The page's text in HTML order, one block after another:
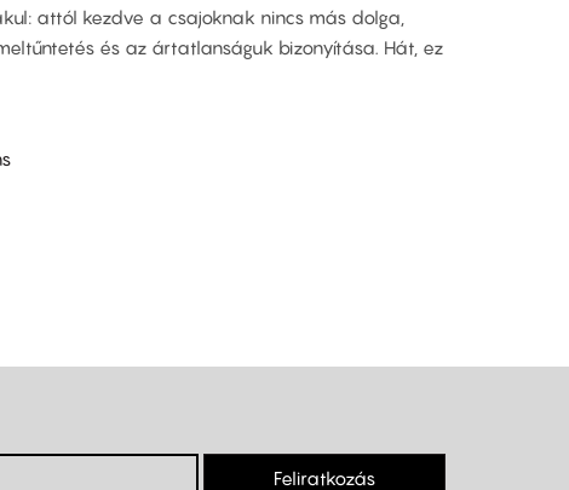
attól kezdve a csajoknak nincs más dolga,
és az ártatlanságuk bizonyítása. Hát, ez
Feliratkozás